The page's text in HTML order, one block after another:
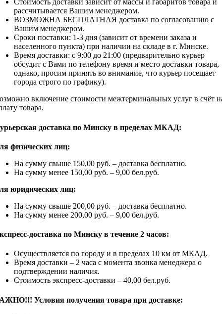
Стоимость доставки зависит от массы и габаритов товара и
рассчитывается Вашим менеджером.
ВОЗМОЖНА БЕСПЛАТНАЯ доставка по согласованию с
Вашим менеджером.
Сроки поставки: 1-3 дня (зависит от времени заказа и
населенного пункта) при наличии на складе в г. Минске.
Время доставки: с 9:00 до 21:00 (предварительно курьер
обсудит c Вами по телефону время и место доставки товара,
однако, просим принять во внимание, что курьер посещает
города строго по графику).
включение стоимости межтерминальных услуг в счёт
товара.
доставка по Минску в пределах МКАД:
физических лиц:
На сумму свыше 150,00 руб. – доставка бесплатно.
На сумму менее 150,00 руб. – 9,00 бел.руб.
юридических лиц:
На сумму свыше 200,00 руб. – доставка бесплатно.
На сумму менее 200,00 руб. – 9,00 бел.руб.
доставка по Минску в течение 2 часов:
Осуществляется по городу и в пределах 10 км от МКАД.
Время доставки – 2 часа с момента звонка менеджера о
подтверждении наличия.
Стоимость экспресс-доставки – 40,00 бел.руб.
Условия получения товара при доставке: